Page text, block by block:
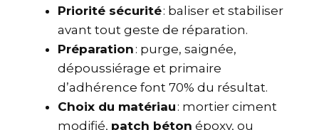
Priorité sécurité: baliser et stabiliser
avant tout geste de réparation.
Préparation : purge, saignée,
dépoussiérage et primaire
d’adhérence font 70% du résultat.
Choix du matériau : mortier ciment
modifié, patch béton époxy, ou